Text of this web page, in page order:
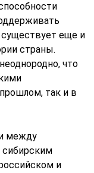
еще и
страны.
что
так и в
между
сибирским
и